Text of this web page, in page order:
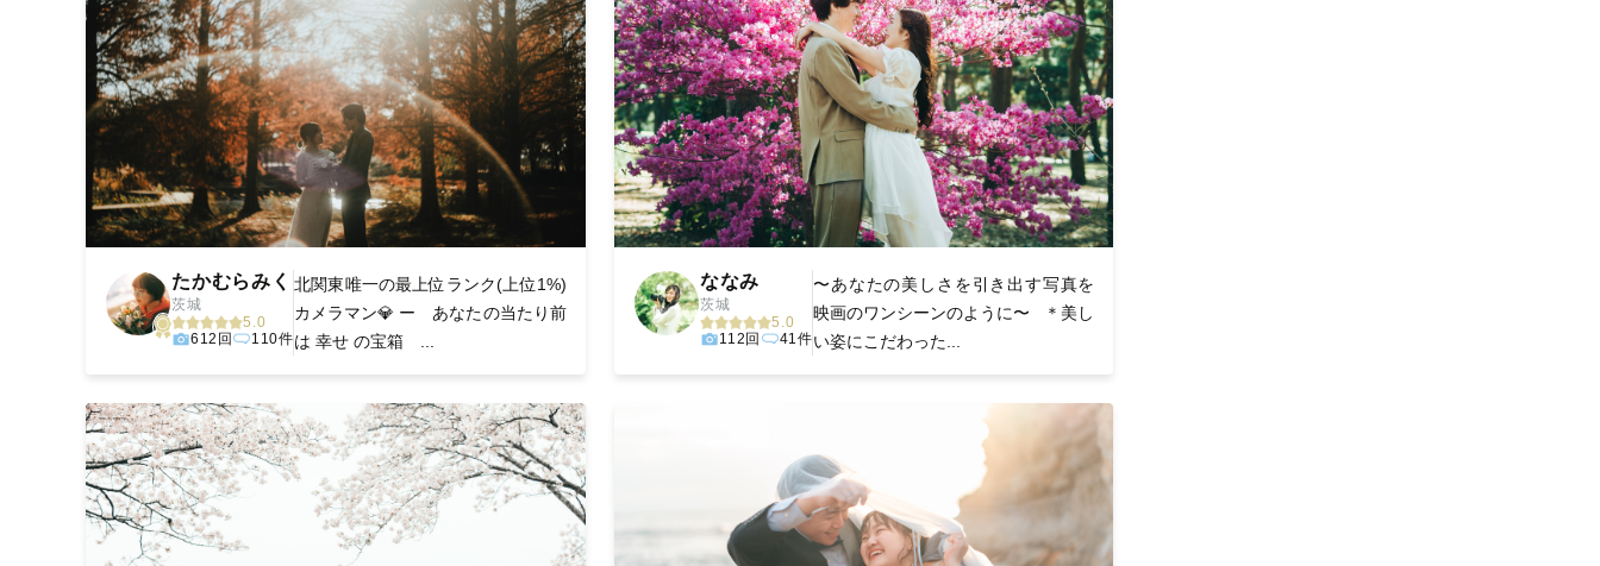
たかむらみく
茨城
5.0
612回
110件
北関東唯一の最上位ランク(上位1%)
カメラマン💎 ー あなたの当たり前
は 幸せ の宝箱 ...
ななみ
茨城
5.0
112回
41件
〜あなたの美しさを引き出す写真を
映画のワンシーンのように〜 ＊美し
い姿にこだわった...